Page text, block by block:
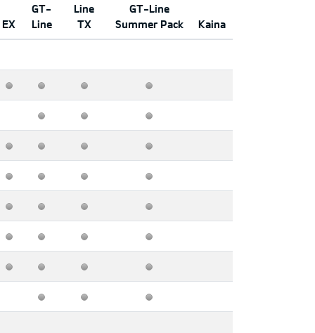
EX
GT-
Line
Line
TX
GT-Line
Summer Pack
Kaina